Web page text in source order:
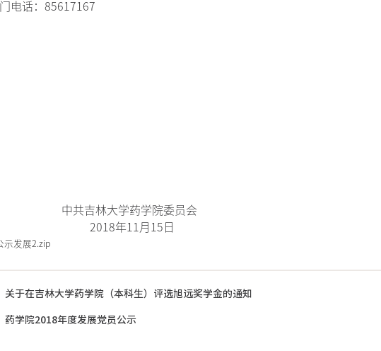
电话：85617167
吉林大学药学院委员会
年11月15日
示发展2.zip
关于在吉林大学药学院（本科生）评选旭远奖学金的通知
药学院2018年度发展党员公示